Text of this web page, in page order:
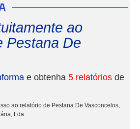
ao
Pestana De
e obtenha 5 relatórios de
ao relatório de Pestana De Vasconcelos,
Lda